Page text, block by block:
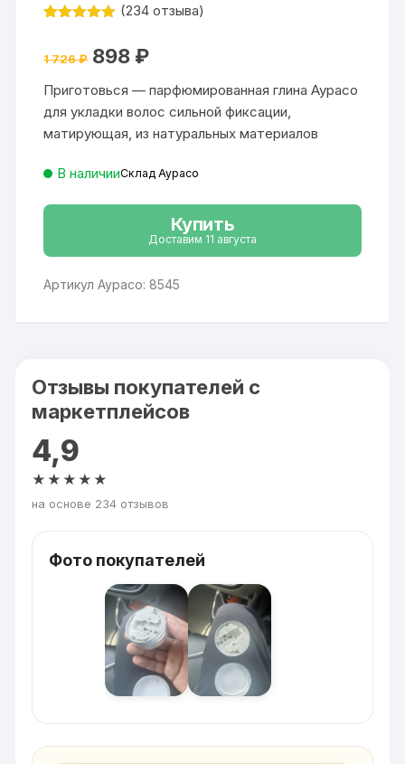
на основе
пользовате
лей
(234 отзыва)
1 726₽ Первоначальная
цена
1
726 ₽.
898 ₽Текущая
Приготовься — парфюмированная глина Аурасо
для укладки волос сильной фиксации,
матирующая, из натуральных материалов
В наличииСклад Аурасо
Купить
Доставим 11 августа
Артикул Аурасо: 8545
Отзывы покупателей с
маркетплейсов
4,9
★★★★★
на основе 234 отзывов
Фото покупателей